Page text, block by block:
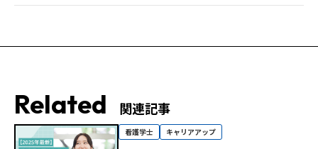
Related 関連記事
看護学士 キャリアアップ